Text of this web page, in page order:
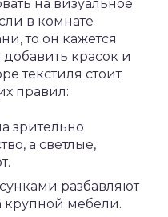
на визуальное
в комнате
то он кажется
красок и
текстиля стоит
правил:
зрительно
а светлые,
разбавляют
крупной мебели.